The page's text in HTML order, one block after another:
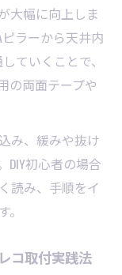
大幅に向上しま
ラーから天井内
ていくことで、
の両面テープや
み、緩みや抜け
DIY初心者の場合
読み、手順をイ
コ取付実践法